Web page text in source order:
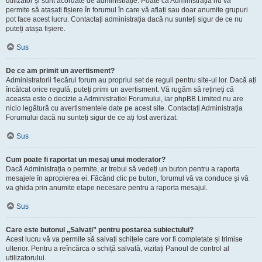
permite să atașați fișiere în forumul în care vă aflați sau doar anumite grupuri
pot face acest lucru. Contactați administrația dacă nu sunteți sigur de ce nu
puteți atașa fișiere.
Sus
De ce am primit un avertisment?
Administratorii fiecărui forum au propriul set de reguli pentru site-ul lor. Dacă ați
încălcat orice regulă, puteți primi un avertisment. Vă rugăm să rețineți că
aceasta este o decizie a Administrației Forumului, iar phpBB Limited nu are
nicio legătură cu avertismentele date pe acest site. Contactați Administrația
Forumului dacă nu sunteți sigur de ce ați fost avertizat.
Sus
Cum poate fi raportat un mesaj unui moderator?
Dacă Administrația o permite, ar trebui să vedeți un buton pentru a raporta
mesajele în apropierea ei. Făcând clic pe buton, forumul vă va conduce și vă
va ghida prin anumite etape necesare pentru a raporta mesajul.
Sus
Care este butonul „Salvați” pentru postarea subiectului?
Acest lucru vă va permite să salvați schițele care vor fi completate și trimise
ulterior. Pentru a reîncărca o schiță salvată, vizitați Panoul de control al
utilizatorului.